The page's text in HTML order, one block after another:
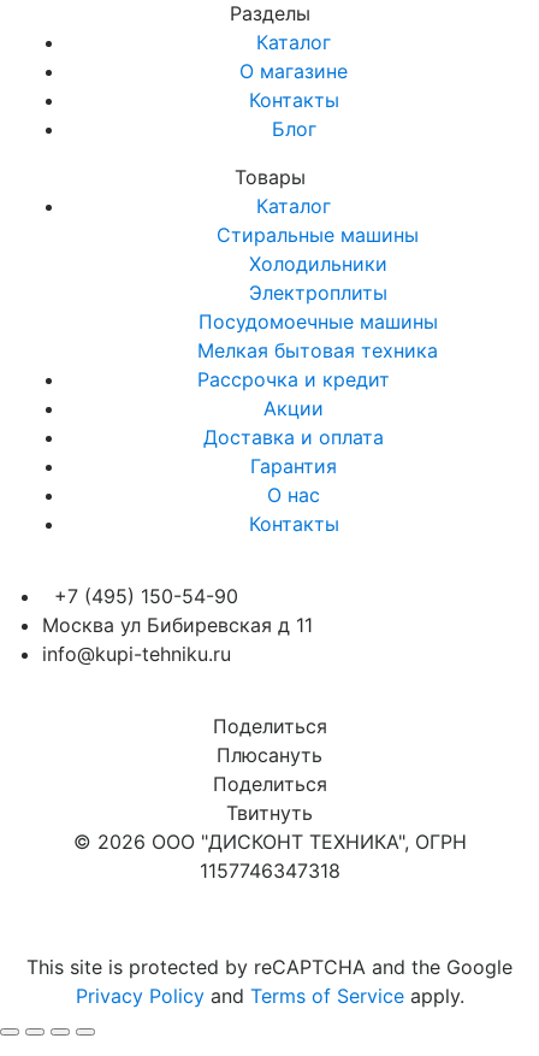
Разделы
Каталог
О магазине
Контакты
Блог
Товары
Каталог
Стиральные машины
Холодильники
Электроплиты
Посудомоечные машины
Мелкая бытовая техника
Рассрочка и кредит
Акции
Доставка и оплата
Гарантия
О нас
Контакты
+7 (495) 150-54-90
Москва ул Бибиревская д 11
info@kupi-tehniku.ru
Поделиться
Плюсануть
Поделиться
Твитнуть
© 2026 ООО "ДИСКОНТ ТЕХНИКА", ОГРН
1157746347318
This site is protected by reCAPTCHA and the Google
Privacy Policyand Terms of Serviceapply.